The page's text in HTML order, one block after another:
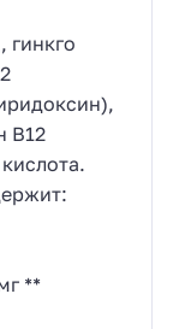
гинкго
В12
**